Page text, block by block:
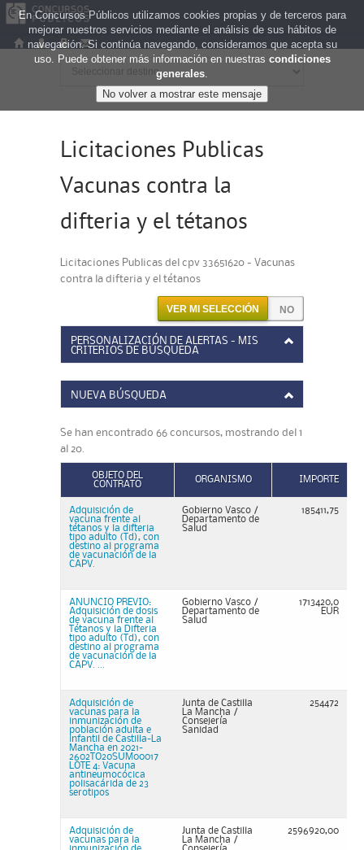
Licitaciones Publicas
Vacunas contra la
difteria y el tétanos
Licitaciones Publicas del cpv 33651620 - Vacunas
contra la difteria y el tétanos
VER MI SELECCIÓN
PERSONALIZACIÓN DE ALERTAS - MIS
CRITERIOS DE BÚSQUEDA
NUEVA BÚSQUEDA
Se han encontrado 66 concursos, mostrando del 1
al 20.
OBJETO DEL
CONTRATO
ORGANISMO IMPORTE
Adquisición de
vacuna frente al
tétanos y la difteria
tipo adulto (Td), con
destino al programa
de vacunación de la
CAPV.
Gobierno Vasco /
Departamento de
Salud
185411,75
ANUNCIO PREVIO:
Adquisición de dosis
de vacuna frente al
Tétanos y la Difteria
tipo adulto (Td), con
destino al programa
de vacunación de la
CAPV. ...
Gobierno Vasco /
Departamento de
Salud
1713420,0
EUR
Adquisición de
vacunas para la
inmunización de
población adulta e
infantil de Castilla-La
Mancha en 2021-
2602TO20SUM00017
LOTE 4: Vacuna
antineumocócica
polisacárida de 23
serotipos
Junta de Castilla
La Mancha /
Consejería
Sanidad
254472
Adquisición de
vacunas para la
Junta de Castilla
La Mancha /
2596920,00
En Concursos Públicos utilizamos cookies propias y de terceros para
mejorar nuestros servicios mediante el análisis de sus hábitos de
navegación. Si continúa navegando, consideramos que acepta su
uso. Puede obtener más información en nuestras condiciones
generales.